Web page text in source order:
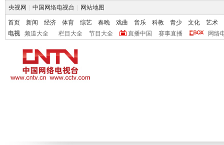
央视网 中国网络电视台 网站地图
首页 新闻 经济 体育 综艺 春晚 戏曲 音乐 科教 青少 文化
艺术
电视
频道大全 栏目大全 节目大全 直播中国 赛事直播 网络